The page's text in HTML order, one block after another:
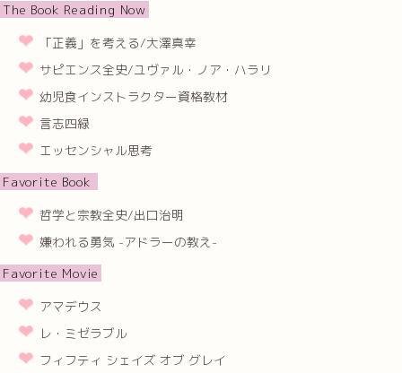
The Book Reading Now
「正義」を考える/大澤真幸
サピエンス全史/ユヴァル・ノア・ハラリ
幼児食インストラクター資格教材
言志四緑
エッセンシャル思考
Favorite Book
哲学と宗教全史/出口治明
嫌われる勇気 -アドラーの教え-
Favorite Movie
アマデウス
レ・ミゼラブル
フィフティ シェイズ オブ グレイ